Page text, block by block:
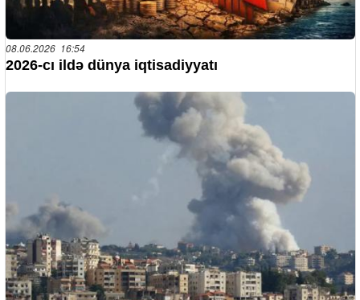
08.06.2026 16:54
2026-cı ildə dünya iqtisadiyyatı